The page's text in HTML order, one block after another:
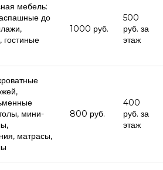
мебель:
до
гостиные
1000 руб.
500
руб. за
этаж
мини-
матрасы,
800 руб.
400
руб. за
этаж